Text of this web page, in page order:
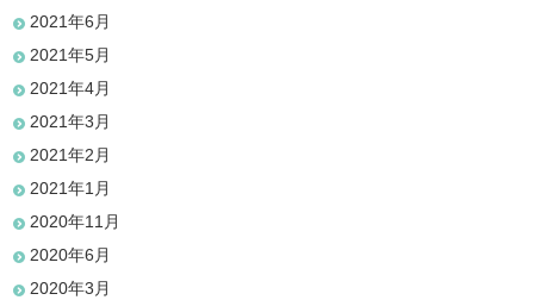
2021年6月
2021年5月
2021年4月
2021年3月
2021年2月
2021年1月
2020年11月
2020年6月
2020年3月